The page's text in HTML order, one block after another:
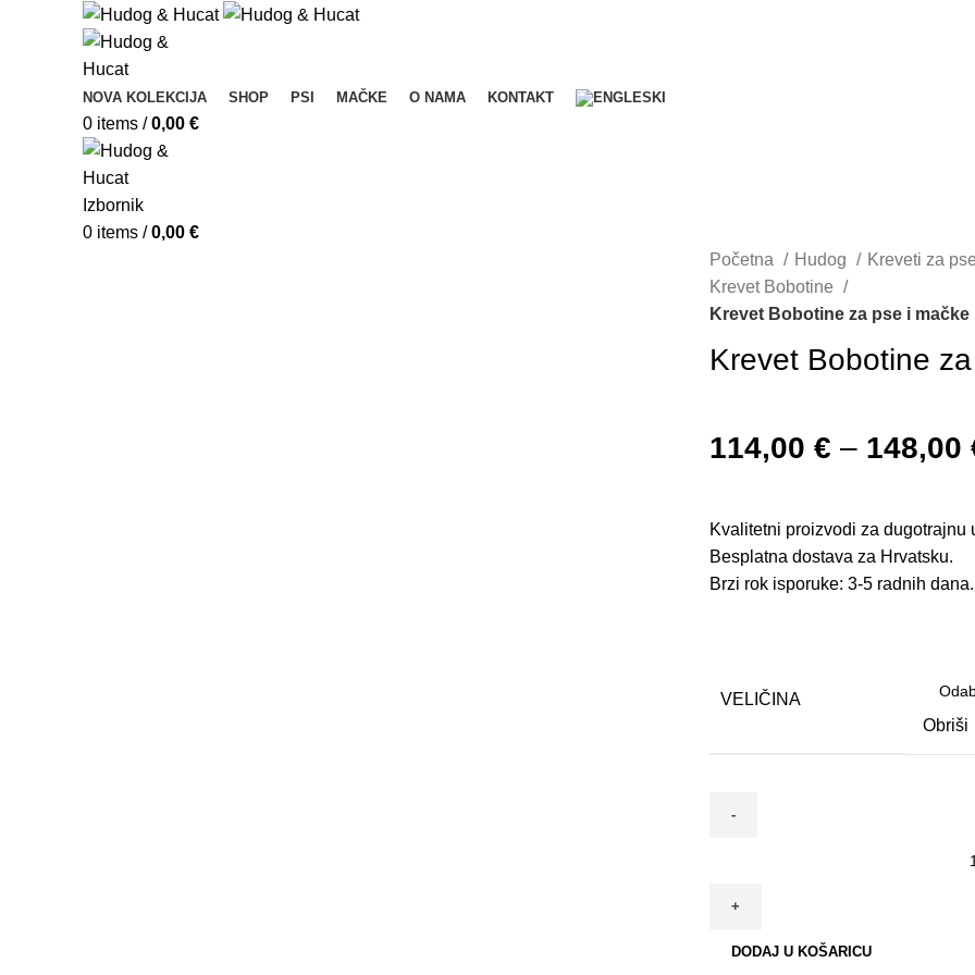
NOVA KOLEKCIJA SHOP PSI MAČKE O NAMA KONTAKT
0 items / 0,00 €
Izbornik
0 items / 0,00 €
Početna
Hudog
Kreveti za pse
Krevet Bobotine
Krevet Bobotine za pse i mačke
Krevet Bobotine
114,00 € – 148,00
Kvalitetni proizvodi za dugotrajnu
Besplatna dostava za Hrvatsku.
Brzi rok isporuke: 3-5 radnih dana.
VELIČINA
Obriši
DODAJ U KOŠARICU